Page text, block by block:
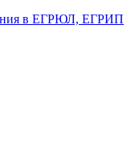
в ЕГРЮЛ, ЕГРИП